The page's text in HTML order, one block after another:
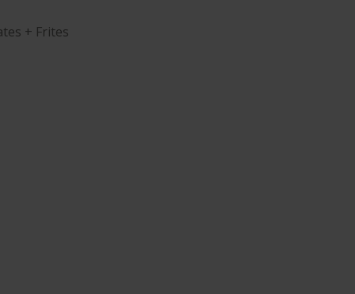
+ Frites